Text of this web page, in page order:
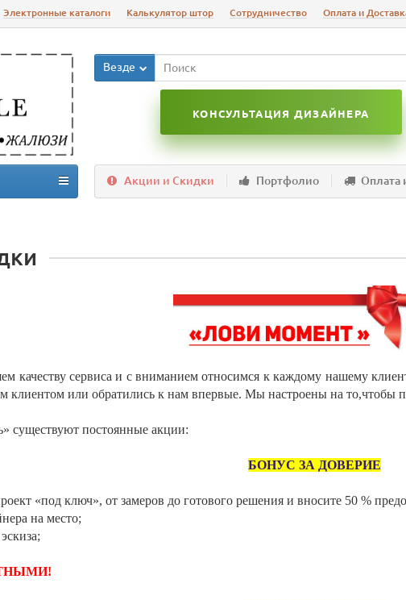
Электронные каталоги Калькулятор штор Сотрудничество Оплата и
Везде
КОНСУЛЬТАЦИЯ ДИЗАЙНЕРА
Акции и Скидки Портфолио Оплата
качеству сервиса и с вниманием относимся к каждому нашему
или обратились к нам впервые. Мы настроены на то,чтобы
существуют постоянные акции:
БОНУС ЗА ДОВЕРИЕ
«под ключ», от замеров до готового решения и вносите 50 %
на место;